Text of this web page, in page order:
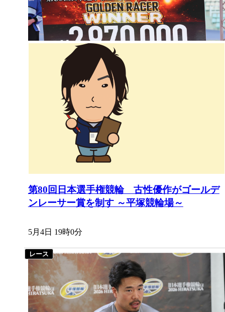
第80回日本選手権競輪 古性優作がゴールデ
ンレーサー賞を制す ～平塚競輪場～
5月4日 19時0分